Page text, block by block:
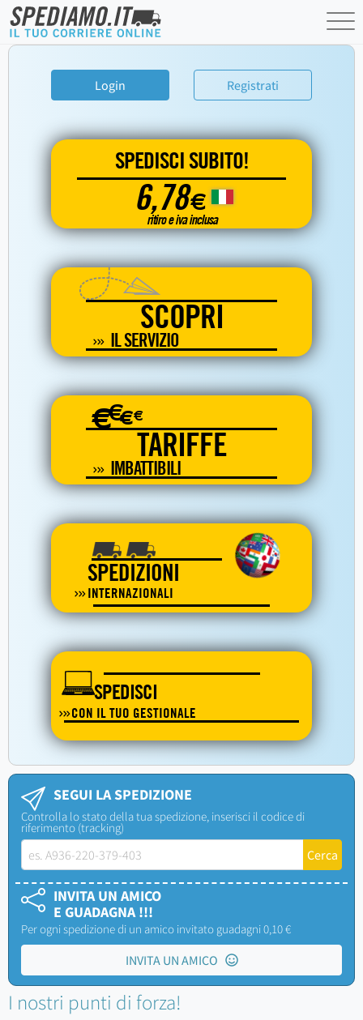
Login Registrati
SPEDISCI SUBITO!
6,78€
ritiro e iva inclusa
SCOPRI
IL SERVIZIO
€€€€
TARIFFE
IMBATTIBILI
SPEDIZIONI
INTERNAZIONALI
SPEDISCI
CON IL TUO GESTIONALE
SEGUI LA SPEDIZIONE
Controlla lo stato della tua spedizione, inserisci il codice di
riferimento (tracking)
INVITA UN AMICO
E GUADAGNA !!!
Per ogni spedizione di un amico invitato guadagni 0,10 €
INVITA UN AMICO
I nostri punti di forza!